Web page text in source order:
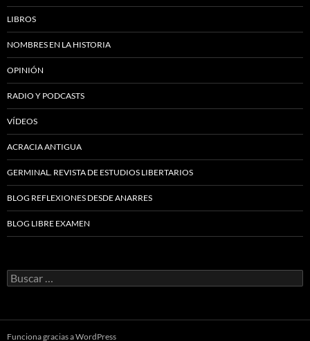
LIBROS
NOMBRES EN LA HISTORIA
OPINIÓN
RADIO Y PODCASTS
VÍDEOS
ACRACIA ANTIGUA
GERMINAL. REVISTA DE ESTUDIOS LIBERTARIOS
BLOG REFLEXIONES DESDE ANARRES
BLOG LIBRE EXAMEN
Buscar:
Funciona gracias a WordPress